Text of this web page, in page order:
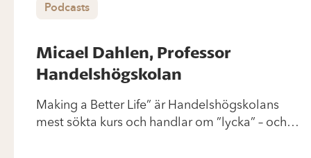
Podcasts
Micael Dahlen, Professor
Handelshögskolan
Making a Better Life” är Handelshögskolans
mest sökta kurs och handlar om ”lycka” – och